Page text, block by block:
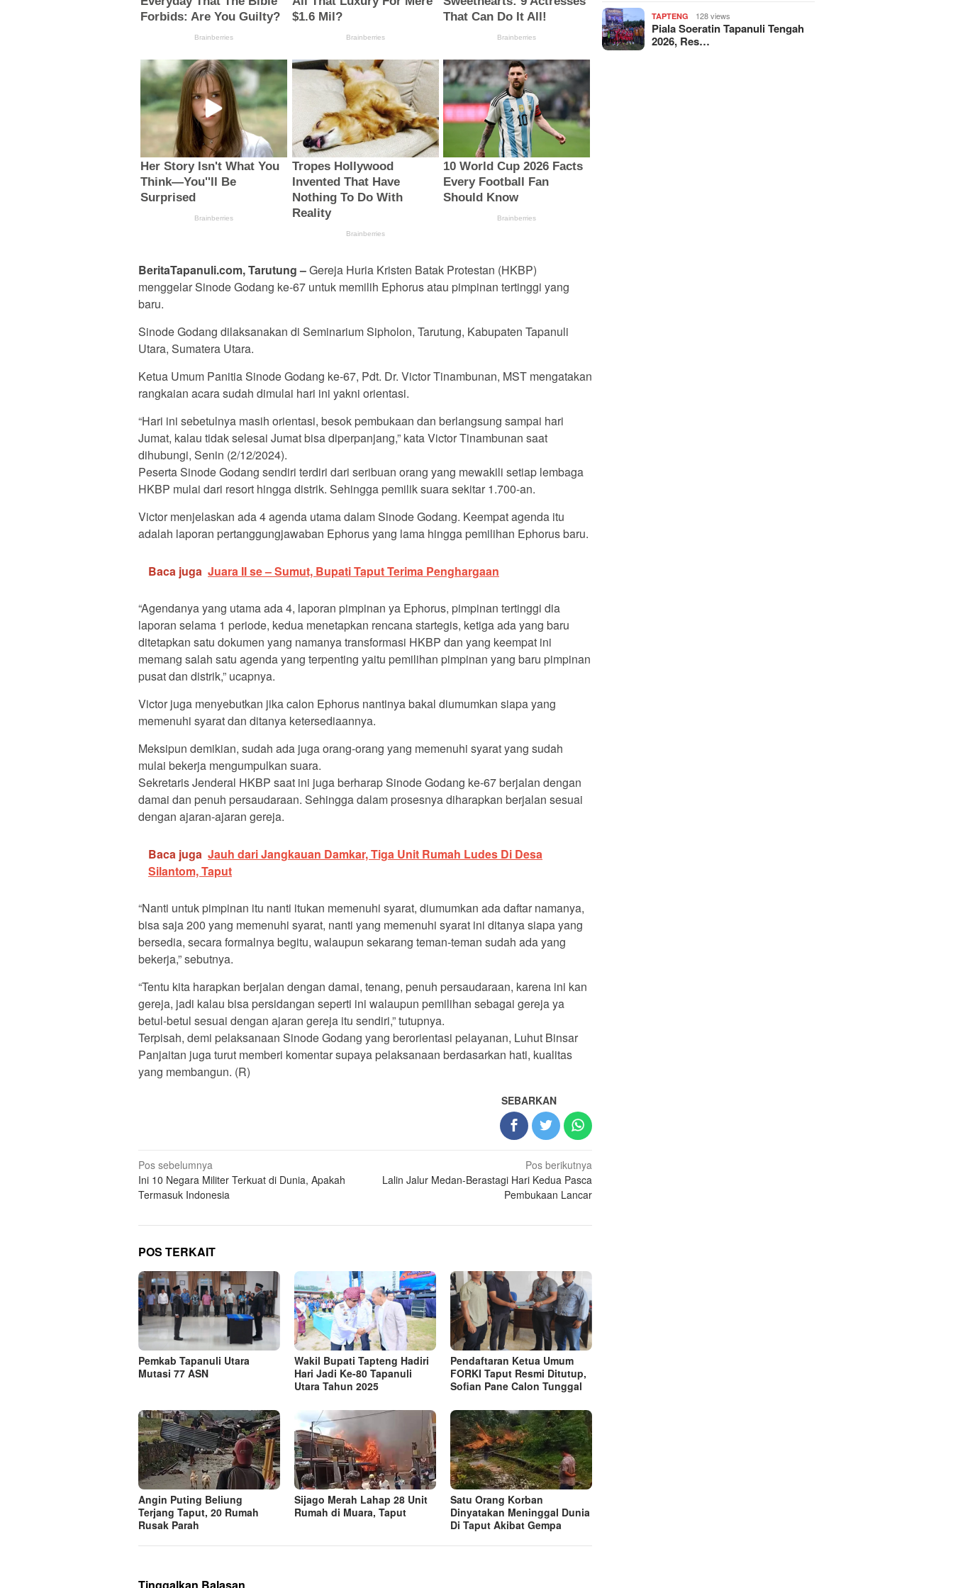
BeritaTapanuli.com, Tarutung –Gereja Huria Kristen Batak Protestan (HKBP)
menggelar Sinode Godang ke-67 untuk memilih Ephorus atau pimpinan tertinggi yang
baru.
Sinode Godang dilaksanakan di Seminarium Sipholon, Tarutung, Kabupaten Tapanuli
Utara, Sumatera Utara.
Ketua Umum Panitia Sinode Godang ke-67, Pdt. Dr. Victor Tinambunan, MST mengatakan
rangkaian acara sudah dimulai hari ini yakni orientasi.
“Hari ini sebetulnya masih orientasi, besok pembukaan dan berlangsung sampai hari
Jumat, kalau tidak selesai Jumat bisa diperpanjang,” kata Victor Tinambunan saat
dihubungi, Senin (2/12/2024).
Peserta Sinode Godang sendiri terdiri dari seribuan orang yang mewakili setiap lembaga
HKBP mulai dari resort hingga distrik. Sehingga pemilik suara sekitar 1.700-an.
Victor menjelaskan ada 4 agenda utama dalam Sinode Godang. Keempat agenda itu
adalah laporan pertanggungjawaban Ephorus yang lama hingga pemilihan Ephorus baru.
Baca juga Juara II se – Sumut, Bupati Taput Terima Penghargaan
“Agendanya yang utama ada 4, laporan pimpinan ya Ephorus, pimpinan tertinggi dia
laporan selama 1 periode, kedua menetapkan rencana startegis, ketiga ada yang baru
ditetapkan satu dokumen yang namanya transformasi HKBP dan yang keempat ini
memang salah satu agenda yang terpenting yaitu pemilihan pimpinan yang baru pimpinan
pusat dan distrik,” ucapnya.
Victor juga menyebutkan jika calon Ephorus nantinya bakal diumumkan siapa yang
memenuhi syarat dan ditanya ketersediaannya.
Meksipun demikian, sudah ada juga orang-orang yang memenuhi syarat yang sudah
mulai bekerja mengumpulkan suara.
Sekretaris Jenderal HKBP saat ini juga berharap Sinode Godang ke-67 berjalan dengan
damai dan penuh persaudaraan. Sehingga dalam prosesnya diharapkan berjalan sesuai
dengan ajaran-ajaran gereja.
Baca juga Jauh dari Jangkauan Damkar, Tiga Unit Rumah Ludes Di Desa
Silantom, Taput
“Nanti untuk pimpinan itu nanti itukan memenuhi syarat, diumumkan ada daftar namanya,
bisa saja 200 yang memenuhi syarat, nanti yang memenuhi syarat ini ditanya siapa yang
bersedia, secara formalnya begitu, walaupun sekarang teman-teman sudah ada yang
bekerja,” sebutnya.
“Tentu kita harapkan berjalan dengan damai, tenang, penuh persaudaraan, karena ini kan
gereja, jadi kalau bisa persidangan seperti ini walaupun pemilihan sebagai gereja ya
betul-betul sesuai dengan ajaran gereja itu sendiri,” tutupnya.
Terpisah, demi pelaksanaan Sinode Godang yang berorientasi pelayanan, Luhut Binsar
Panjaitan juga turut memberi komentar supaya pelaksanaan berdasarkan hati, kualitas
yang membangun. (R)
SEBARKAN
Navigasi
pos
Pos sebelumnya
Ini 10 Negara Militer Terkuat di Dunia, Apakah
Termasuk Indonesia
Pos berikutnya
Lalin Jalur Medan-Berastagi Hari Kedua Pasca
Pembukaan Lancar
POS TERKAIT
Pemkab Tapanuli Utara
Mutasi 77 ASN
Wakil Bupati Tapteng Hadiri
Hari Jadi Ke-80 Tapanuli
Utara Tahun 2025
Pendaftaran Ketua Umum
FORKI Taput Resmi Ditutup,
Sofian Pane Calon Tunggal
Angin Puting Beliung
Terjang Taput, 20 Rumah
Rusak Parah
Sijago Merah Lahap 28 Unit
Rumah di Muara, Taput
Satu Orang Korban
Dinyatakan Meninggal Dunia
Di Taput Akibat Gempa
TAPTENG 128 views
Piala Soeratin Tapanuli Tengah
2026, Res…